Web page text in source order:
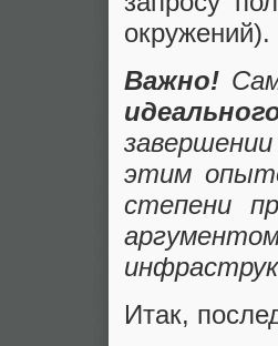
окружений).
Важно!
этим
степени
Итак,